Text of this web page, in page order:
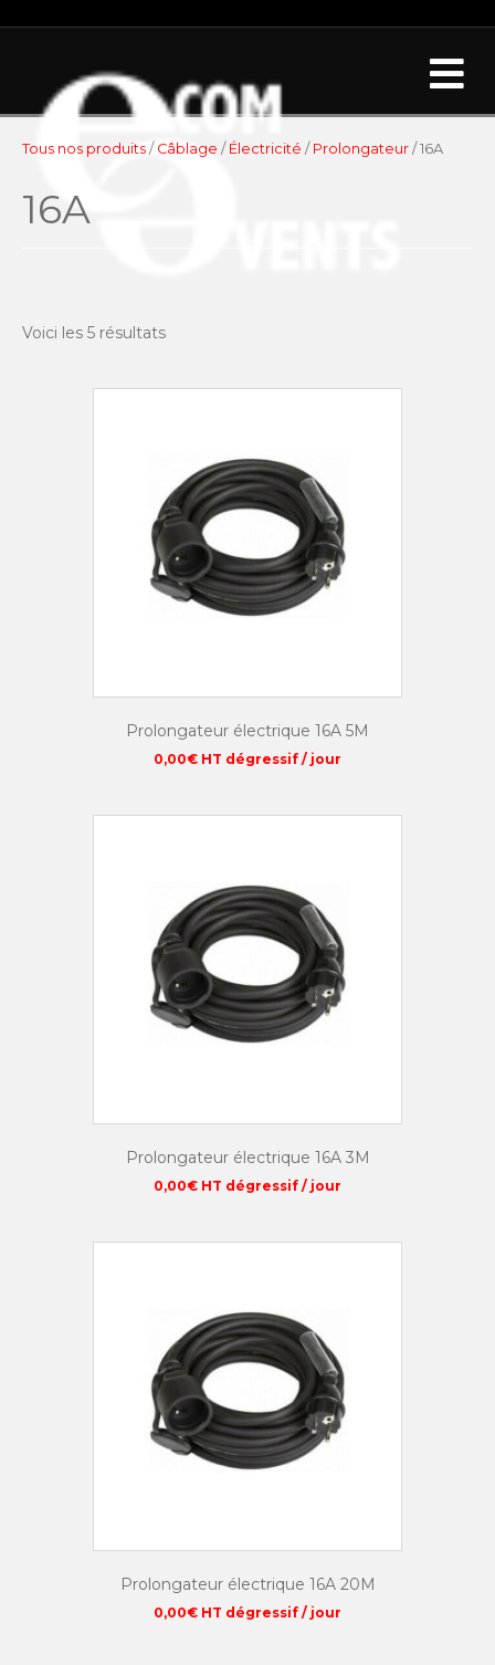
Tous nos produits / Câblage / Électricité / Prolongateur / 16A
16A
Voici les 5 résultats
Prolongateur électrique 16A 5M
0,00€ HT dégressif / jour
Prolongateur électrique 16A 3M
0,00€ HT dégressif / jour
Prolongateur électrique 16A 20M
0,00€ HT dégressif / jour